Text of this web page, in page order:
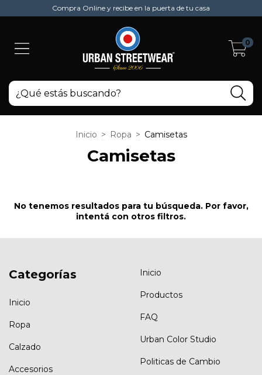
Compra Online y recibe en la puerta de tu casa
0
Inicio > Ropa > Camisetas
Camisetas
No tenemos resultados para tu búsqueda. Por favor,
intentá con otros filtros.
Categorías
Inicio
Ropa
Calzado
Accesorios
Inicio
Productos
FAQ
Urban Color Studio
Politicas de Cambio